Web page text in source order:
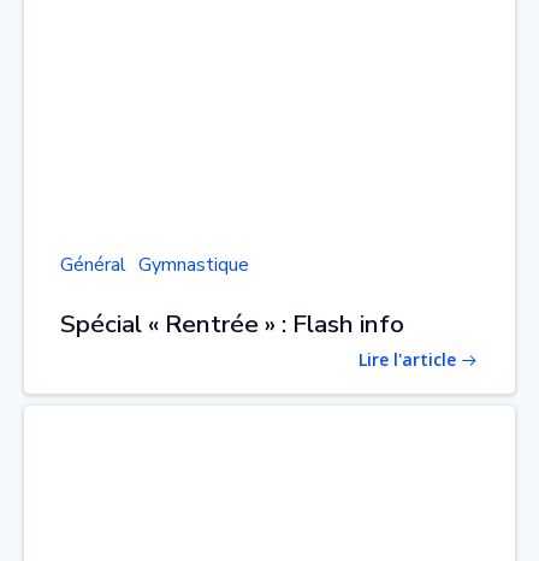
Général Gymnastique
Spécial « Rentrée » : Flash info
Lire l'article